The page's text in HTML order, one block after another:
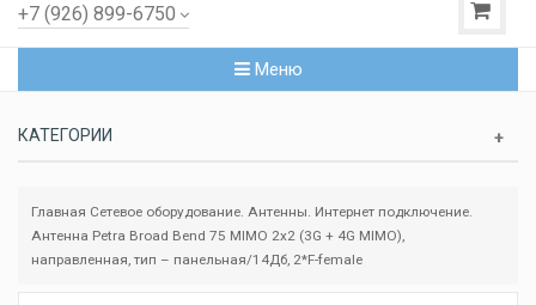
+7 (926) 899-6750
Меню
КАТЕГОРИИ
Главная Сетевое оборудование. Антенны. Интернет подключение.
Антенна Petra Broad Bend 75 MIMO 2x2 (3G + 4G MIMO),
направленная, тип – панельная/14Дб, 2*F-female